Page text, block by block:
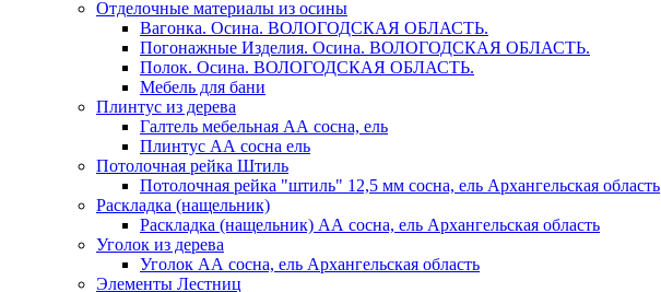
Отделочные материалы из осины
Вагонка. Осина. ВОЛОГОДСКАЯ ОБЛАСТЬ.
Погонажные Изделия. Осина. ВОЛОГОДСКАЯ ОБЛАСТЬ.
Полок. Осина. ВОЛОГОДСКАЯ ОБЛАСТЬ.
Мебель для бани
Плинтус из дерева
Галтель мебельная АА сосна, ель
Плинтус АА сосна ель
Потолочная рейка Штиль
Потолочная рейка "штиль" 12,5 мм сосна, ель Архангельская область
Раскладка (нащельник)
Раскладка (нащельник) АА сосна, ель Архангельская область
Уголок из дерева
Уголок АА сосна, ель Архангельская область
Элементы Лестниц